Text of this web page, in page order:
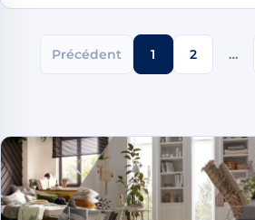
Précédent 1 2 …